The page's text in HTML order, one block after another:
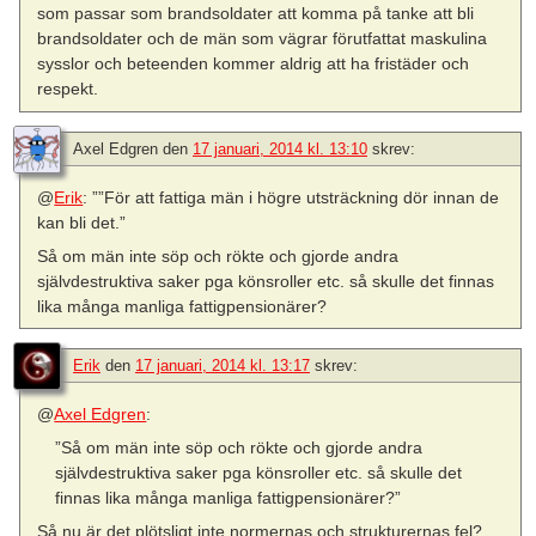
som passar som brandsoldater att komma på tanke att bli
brandsoldater och de män som vägrar förutfattat maskulina
sysslor och beteenden kommer aldrig att ha fristäder och
respekt.
Axel Edgren den 17 januari, 2014 kl. 13:10 skrev:
@Erik: ””För att fattiga män i högre utsträckning dör innan de
kan bli det.”
Så om män inte söp och rökte och gjorde andra
självdestruktiva saker pga könsroller etc. så skulle det finnas
lika många manliga fattigpensionärer?
Erik den 17 januari, 2014 kl. 13:17 skrev:
@Axel Edgren:
”Så om män inte söp och rökte och gjorde andra
självdestruktiva saker pga könsroller etc. så skulle det
finnas lika många manliga fattigpensionärer?”
Så nu är det plötsligt inte normernas och strukturernas fel?